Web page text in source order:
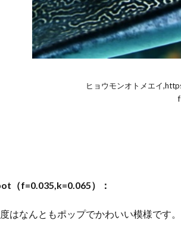
ヒョウモンオトメエイ
（f=0.035,k=0.065）：
はなんともポップでかわいい模様です。